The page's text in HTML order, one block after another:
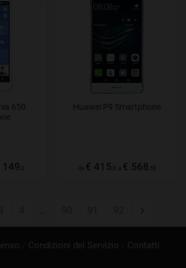
650
149 ,0
Huawei P9 Smartphone
da € 415 ,0 a € 568 ,53
…
Condizioni del Servizio Contatti